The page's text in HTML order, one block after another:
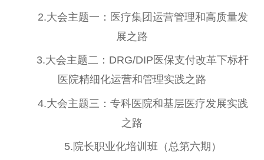
2.大会主题一：医疗集团运营管理和高质量发
展之路
3.大会主题二：DRG/DIP 医保支付改革下标杆
医院精细化运营和管理实践之路
4.大会主题三：专科医院和基层医疗发展实践
之路
5.院长职业化培训班（ 总第六期）